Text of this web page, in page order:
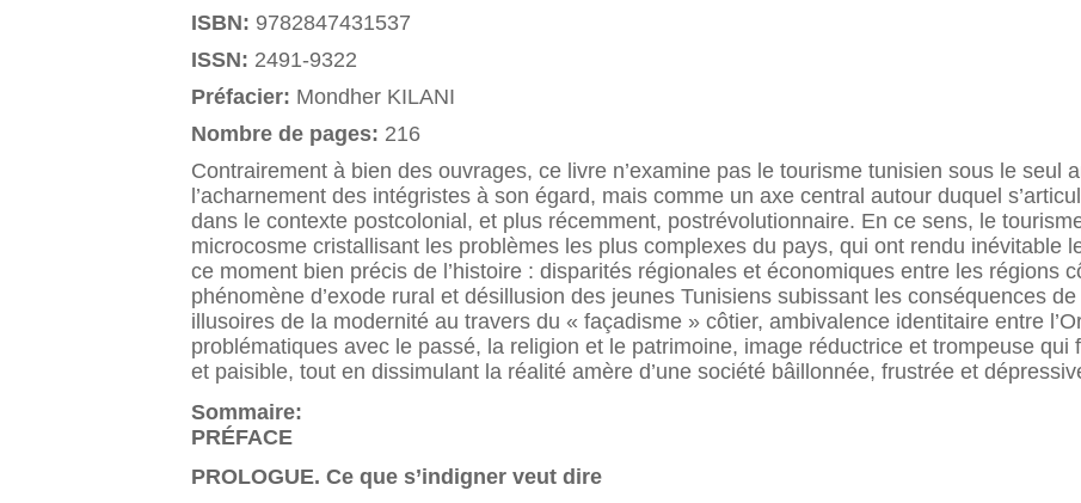
ISBN: 9782847431537
ISSN: 2491-9322
Préfacier: Mondher KILANI
Nombre de pages: 216
Contrairement à bien des ouvrages, ce livre n’examine pas le tourisme tunisien sous le seul
l’acharnement des intégristes à son égard, mais comme un axe central autour duquel
dans le contexte postcolonial, et plus récemment, postrévolutionnaire. En ce sens, le
microcosme cristallisant les problèmes les plus complexes du pays, qui ont rendu inévitable
ce moment bien précis de l’histoire : disparités régionales et économiques entre les régions
phénomène d’exode rural et désillusion des jeunes Tunisiens subissant les conséquences
illusoires de la modernité au travers du « façadisme » côtier, ambivalence identitaire entre
problématiques avec le passé, la religion et le patrimoine, image réductrice et trompeuse qui
et paisible, tout en dissimulant la réalité amère d’une société bâillonnée, frustrée et
Sommaire:
PRÉFACE
PROLOGUE. Ce que s’indigner veut dire